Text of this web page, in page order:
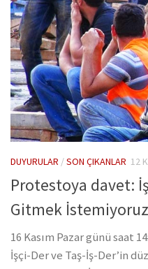
DUYURULAR /SON ÇIKANLAR 12
Protestoya davet:
Gitmek İstemiyoruz
16 Kasım Pazar günü saat
İşçi-Der ve Taş-İş-Der’in